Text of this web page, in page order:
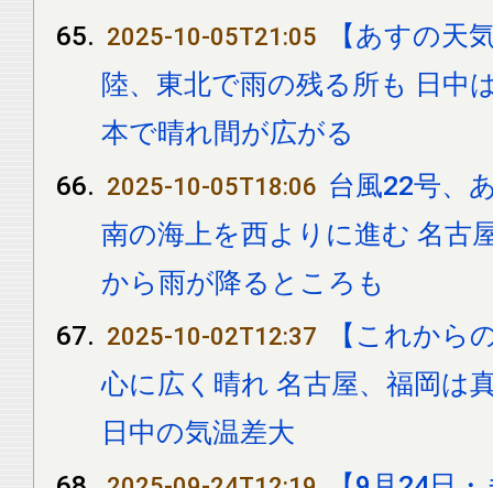
2025-10-05T21:05
【あすの天
陸、東北で雨の残る所も 日中
本で晴れ間が広がる
2025-10-05T18:06 台風22号、
南の海上を西よりに進む 名古
から雨が降るところも
2025-10-02T12:37
【これから
心に広く晴れ 名古屋、福岡は
日中の気温差大